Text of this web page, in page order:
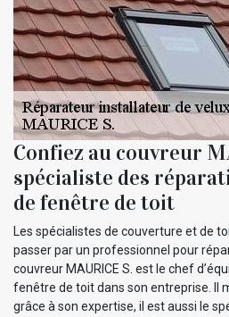
Confiez au couvreur
spécialiste des
de fenêtre de toit
Les spécialistes de couverture et de
passer par un professionnel pour
couvreur MAURICE S. est le chef
fenêtre de toit dans son entreprise. Il
grâce à son expertise, il est aussi le